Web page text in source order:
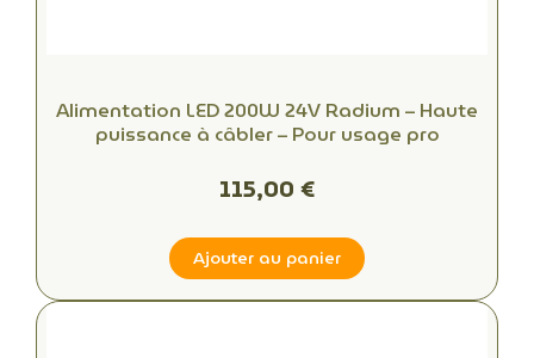
Alimentation LED 200W 24V Radium – Haute
puissance à câbler – Pour usage pro
115,00 €
Ajouter au panier